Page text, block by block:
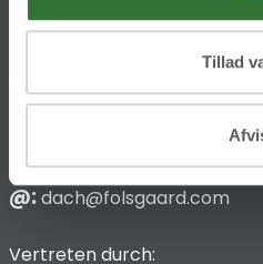
Tillad
Anbieterkennzeichnung
53773 Hennef
:+49 4321 963 8440
@:dach@folsgaard.com
Vertreten durch: